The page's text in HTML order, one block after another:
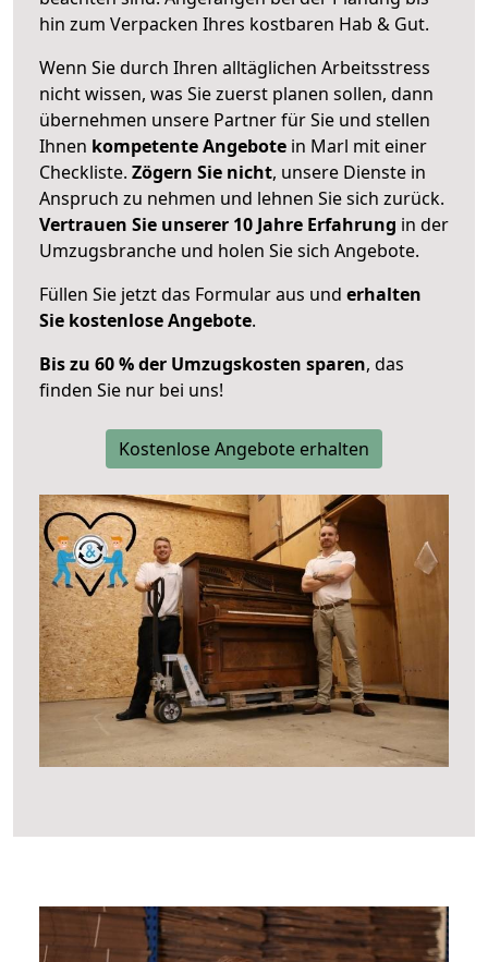
hin zum Verpacken Ihres kostbaren Hab & Gut.
Wenn Sie durch Ihren alltäglichen Arbeitsstress
nicht wissen, was Sie zuerst planen sollen, dann
übernehmen unsere Partner für Sie und stellen
Ihnen kompetente Angebote in Marl mit einer
Checkliste. Zögern Sie nicht, unsere Dienste in
Anspruch zu nehmen und lehnen Sie sich zurück.
Vertrauen Sie unserer 10 Jahre Erfahrung in der
Umzugsbranche und holen Sie sich Angebote.
Füllen Sie jetzt das Formular aus und erhalten
Sie kostenlose Angebote.
Bis zu 60 % der Umzugskosten sparen, das
finden Sie nur bei uns!
Kostenlose Angebote erhalten